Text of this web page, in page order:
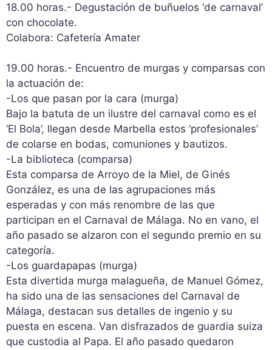
18.00 horas.- Degustación de buñuelos ‘de carnaval’
con chocolate.
Colabora: Cafetería Amater
19.00 horas.- Encuentro de murgas y comparsas con
la actuación de:
-Los que pasan por la cara (murga)
Bajo la batuta de un ilustre del carnaval como es el
‘El Bola’, llegan desde Marbella estos ‘profesionales’
de colarse en bodas, comuniones y bautizos.
-La biblioteca (comparsa)
Esta comparsa de Arroyo de la Miel, de Ginés
González, es una de las agrupaciones más
esperadas y con más renombre de las que
participan en el Carnaval de Málaga. No en vano, el
año pasado se alzaron con el segundo premio en su
categoría.
-Los guardapapas (murga)
Esta divertida murga malagueña, de Manuel Gómez,
ha sido una de las sensaciones del Carnaval de
Málaga, destacan sus detalles de ingenio y su
puesta en escena. Van disfrazados de guardia suiza
que custodia al Papa. El año pasado quedaron